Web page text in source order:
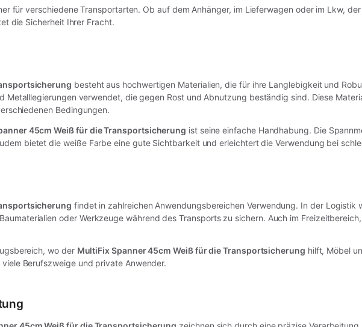
für verschiedene Transportarten. Ob auf dem Anhänger, im Lieferwagen oder im Lkw,
die Sicherheit Ihrer Fracht.
besteht aus hochwertigen Materialien, die für ihre Langlebigkeit und
verwendet, die gegen Rost und Abnutzung beständig sind. Diese
Bedingungen.
45cm Weiß für die Transportsicherung ist seine einfache Handhabung. Die
bietet die weiße Farbe eine gute Sichtbarkeit und erleichtert die Verwendung bei
findet in zahlreichen Anwendungsbereichen Verwendung. In der
oder Werkzeuge während des Transports zu sichern. Auch im
wo der MultiFix Spanner 45cm Weiß für die Transportsicherung hilft, Möbel
Berufszweige und private Anwender.